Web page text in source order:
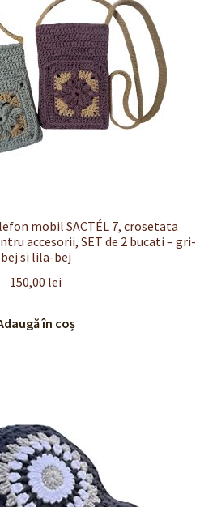
mobil SACTÉL 7, crosetata
accesorii, SET de 2 bucati – gri-
bej si lila-bej
150,00 lei
în coș